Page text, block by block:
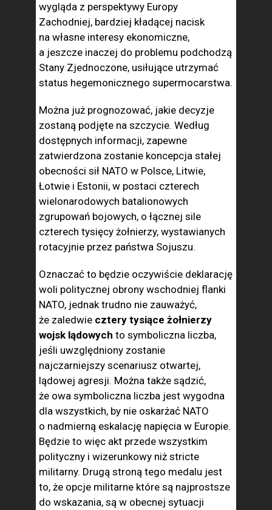
wygląda z perspektywy Europy
Zachodniej, bardziej kładącej nacisk
na własne interesy ekonomiczne,
a jeszcze inaczej do problemu podchodzą
Stany Zjednoczone, usiłujące utrzymać
status hegemonicznego supermocarstwa.
Można już prognozować, jakie decyzje
zostaną podjęte na szczycie. Według
dostępnych informacji, zapewne
zatwierdzona zostanie koncepcja stałej
obecności sił NATO w Polsce, Litwie,
Łotwie i Estonii, w postaci czterech
wielonarodowych batalionowych
zgrupowań bojowych, o łącznej sile
czterech tysięcy żołnierzy, wystawianych
rotacyjnie przez państwa Sojuszu.
Oznaczać to będzie oczywiście deklarację
woli politycznej obrony wschodniej flanki
NATO, jednak trudno nie zauważyć,
że zaledwie cztery tysiące żołnierzy
wojsk lądowych to symboliczna liczba,
jeśli uwzględniony zostanie
najczarniejszy scenariusz otwartej,
lądowej agresji. Można także sądzić,
że owa symboliczna liczba jest wygodna
dla wszystkich, by nie oskarżać NATO
o nadmierną eskalację napięcia w Europie.
Będzie to więc akt przede wszystkim
polityczny i wizerunkowy niż stricte
militarny. Drugą stroną tego medalu jest
to, że opcje militarne które są najprostsze
do wskazania, są w obecnej sytuacji